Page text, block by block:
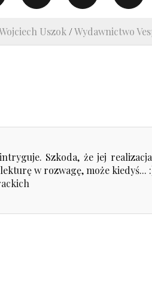
Uszok /Wydawnictwo
Szkoda, że jej
w rozwagę, może kiedyś...